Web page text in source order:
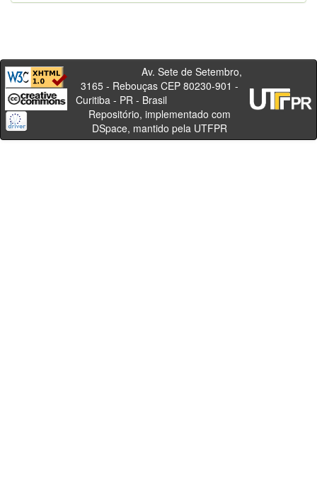
Av. Sete de Setembro,
3165 - Rebouças CEP 80230-901 -
Curitiba - PR - Brasil
Repositório, implementado com
DSpace, mantido pela UTFPR